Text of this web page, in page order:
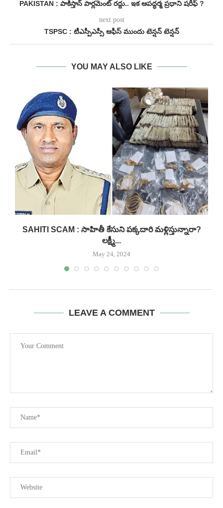
PAKISTAN : పాకిస్తాన్ పార్లమెంట్ రద్దు.. ఇక ఆపద్ధర్మ ప్రధాని షరీఫ్ ?
next post
TSPSC : టీఎస్పీఎస్సీ ఆఫీస్ ముందు టెన్షన్ టెన్షన్
YOU MAY ALSO LIKE
SAHITI SCAM : సాహితీ కేసుని పక్కదారి మళ్లిస్తున్నారా?
లక్ష్మీ...
May 24, 2024
LEAVE A COMMENT